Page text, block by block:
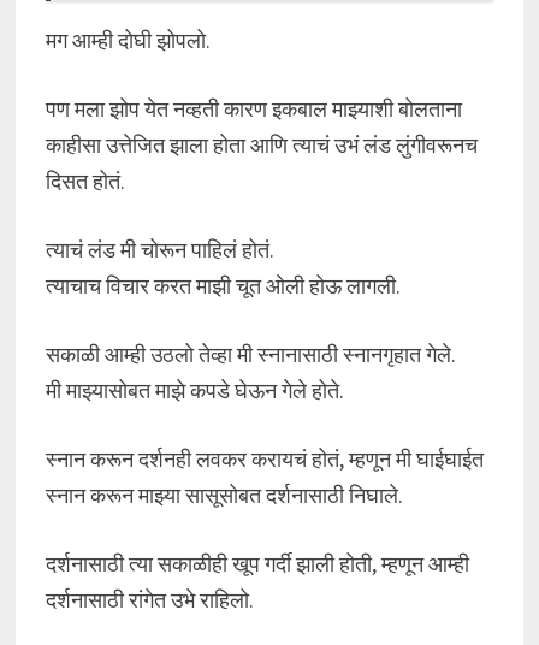
मग आम्ही दोघी झोपलो.
पण मला झोप येत नव्हती कारण इकबाल माझ्याशी बोलताना
काहीसा उत्तेजित झाला होता आणि त्याचं उभं लंड लुंगीवरूनच
दिसत होतं.
त्याचं लंड मी चोरून पाहिलं होतं.
त्याचाच विचार करत माझी चूत ओली होऊ लागली.
सकाळी आम्ही उठलो तेव्हा मी स्नानासाठी स्नानगृहात गेले.
मी माझ्यासोबत माझे कपडे घेऊन गेले होते.
स्नान करून दर्शनही लवकर करायचं होतं, म्हणून मी घाईघाईत
स्नान करून माझ्या सासूसोबत दर्शनासाठी निघाले.
दर्शनासाठी त्या सकाळीही खूप गर्दी झाली होती, म्हणून आम्ही
दर्शनासाठी रांगेत उभे राहिलो.